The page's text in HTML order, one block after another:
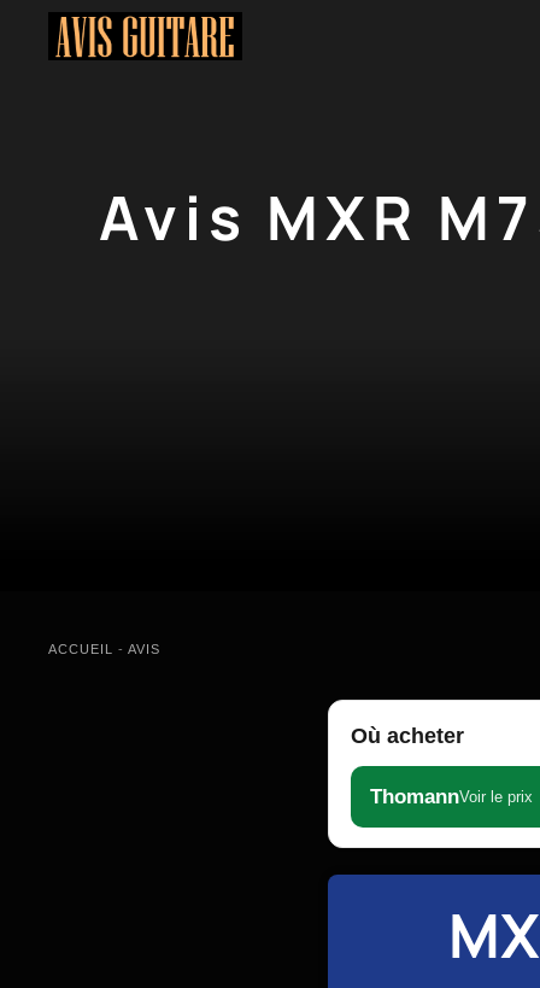
Avis MXR
ACCUEIL - AVIS
Où acheter
ThomannVoir le